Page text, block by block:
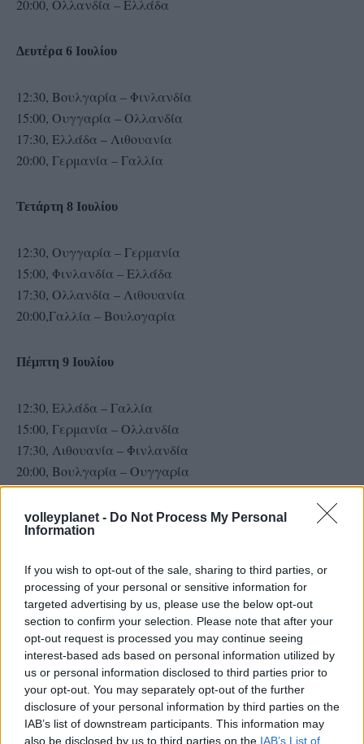
volleyplanet - Do Not Process My Personal
Information
If you wish to opt-out of the sale, sharing to third parties, or
processing of your personal or sensitive information for
targeted advertising by us, please use the below opt-out
section to confirm your selection. Please note that after your
opt-out request is processed you may continue seeing
interest-based ads based on personal information utilized by
us or personal information disclosed to third parties prior to
your opt-out. You may separately opt-out of the further
disclosure of your personal information by third parties on the
IAB’s list of downstream participants. This information may
also be disclosed by us to third parties on the IAB’s List of
20:00, Ολλανδία – Ελλάδα
Δευτέρα 6 Ιουλίου
12:30, Βουλγαρία – Φινλανδία
15:00, Ουγγαρία – Ολλανδία
17:30, Ελλάδα – Λιθουανία
20:00, Γερμανία – Γαλλία
Τετάρτη 8 Ιουλίου
12:30, Ουγγαρία – Γερμανία
15:00, Φινλανδία – Ελλάδα
17:30, Ολλανδία – Λιθουανία
20:00,Γαλλία – Βουλογαρία
Πέμπτη 9 Ιουλίου
12:30, Ελλάδα – Γαλλία
15:00, Γερμανία – Ολλανδία
17:30, Λιθουανία – Φινλανδία
20:00, Βουλγαρία – Ουγγαρία